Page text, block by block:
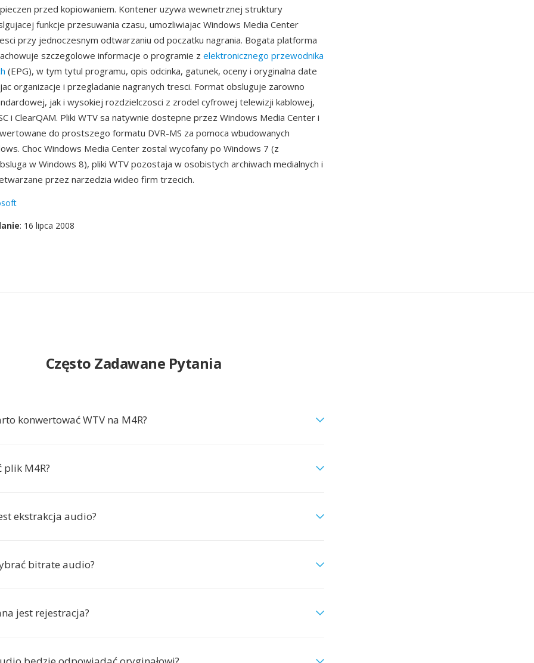
przed kopiowaniem. Kontener uzywa wewnetrznej struktury
funkcje przesuwania czasu, umozliwiajac Windows Media Center
przy jednoczesnym odtwarzaniu od poczatku nagrania. Bogata platforma
szczegolowe informacje o programie z elektronicznego przewodnika
(EPG), w tym tytul programu, opis odcinka, gatunek, oceny i oryginalna date
organizacje i przegladanie nagranych tresci. Format obsluguje zarowno
jak i wysokiej rozdzielczosci z zrodel cyfrowej telewizji kablowej,
i ClearQAM. Pliki WTV sa natywnie dostepne przez Windows Media Center i
do prostszego formatu DVR-MS za pomoca wbudowanych
Choc Windows Media Center zostal wycofany po Windows 7 (z
w Windows 8), pliki WTV pozostaja w osobistych archiwach medialnych i
przez narzedzia wideo firm trzecich.
: 16 lipca 2008
Często Zadawane Pytania
konwertować WTV na M4R?
plik M4R?
ekstrakcja audio?
bitrate audio?
jest rejestracja?